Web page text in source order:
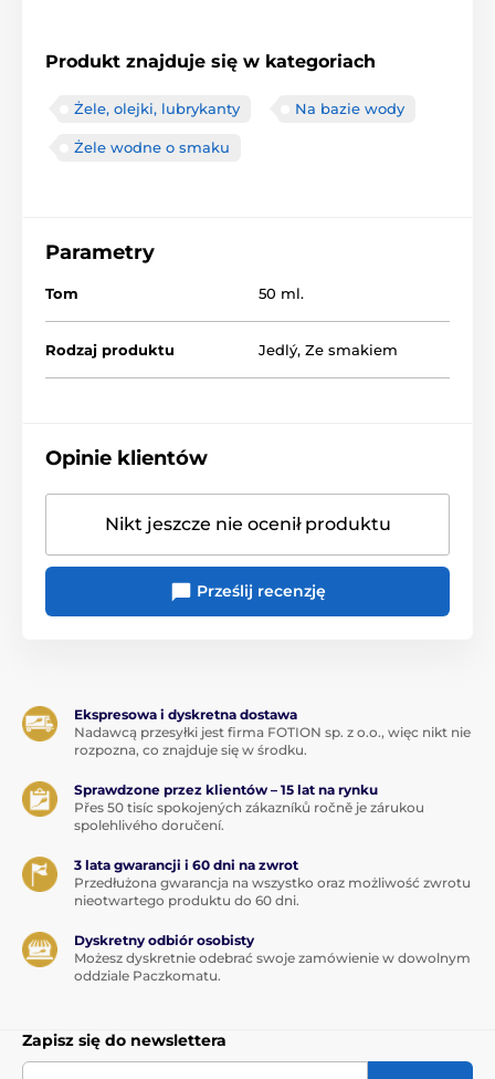
Produkt znajduje się w kategoriach
Żele, olejki, lubrykanty Na bazie wody
Żele wodne o smaku
Parametry
Tom 50 ml.
Rodzaj produktu Jedlý, Ze smakiem
Opinie klientów
Nikt jeszcze nie ocenił produktu
Prześlij recenzję
Ekspresowa i dyskretna dostawa
Nadawcą przesyłki jest firma FOTION sp. z o.o., więc nikt nie
rozpozna, co znajduje się w środku.
Sprawdzone przez klientów – 15 lat na rynku
Přes 50 tisíc spokojených zákazníků ročně je zárukou
spolehlivého doručení.
3 lata gwarancji i 60 dni na zwrot
Przedłużona gwarancja na wszystko oraz możliwość zwrotu
nieotwartego produktu do 60 dni.
Dyskretny odbiór osobisty
Możesz dyskretnie odebrać swoje zamówienie w dowolnym
oddziale Paczkomatu.
Zapisz się do newslettera